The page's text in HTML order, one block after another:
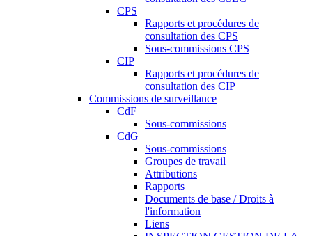
CPS
Rapports et procédures de
consultation des CPS
Sous-commissions CPS
CIP
Rapports et procédures de
consultation des CIP
Commissions de surveillance
CdF
Sous-commissions
CdG
Sous-commissions
Groupes de travail
Attributions
Rapports
Documents de base / Droits à
l'information
Liens